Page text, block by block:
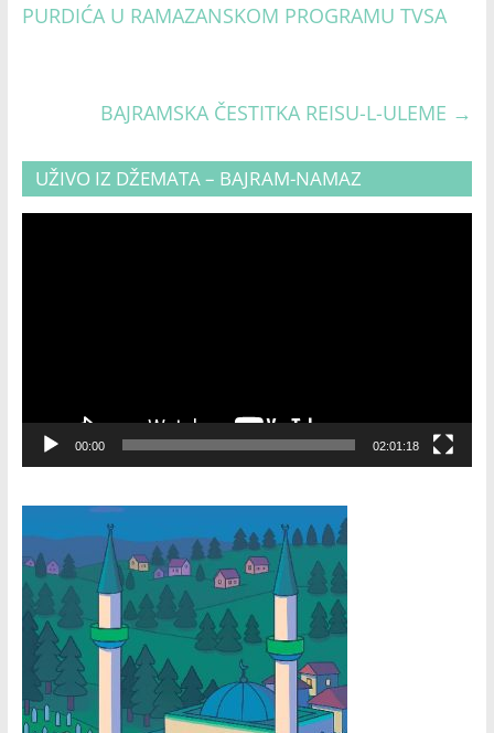
PURDIĆA U RAMAZANSKOM PROGRAMU TVSA
BAJRAMSKA ČESTITKA REISU-L-ULEME →
UŽIVO IZ DŽEMATA – BAJRAM-NAMAZ
00:00 02:01:18